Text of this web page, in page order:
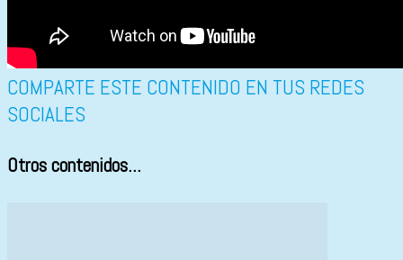
COMPARTE ESTE CONTENIDO EN TUS REDES
SOCIALES
Otros contenidos...